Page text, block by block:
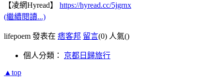
【凌網Hyread】 https://hyread.cc/5jgrnx
(繼續閱讀...)
lifepoem 發表在 痞客邦 留言(0) 人氣()
個人分類： 京都日歸旅行
▲top